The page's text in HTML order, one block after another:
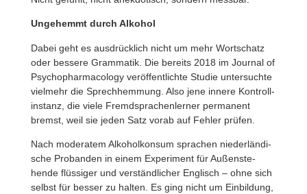
Unge­hemmt durch Alkohol
Dabei geht es ausdrück­lich nicht um mehr Wort­schatz
oder bessere Gram­matik. Die bereits 2018 im Journal of
Psycho­phar­ma­co­logy veröf­fent­lichte Studie unter­suchte
viel­mehr die Sprech­hem­mung. Also jene innere Kontroll­
in­stanz, die viele Fremd­spra­chen­lerner perma­nent
bremst, weil sie jeden Satz vorab auf Fehler prüfen.
Nach mode­ratem Alko­hol­konsum spra­chen nieder­län­di­
sche Probanden in einem Expe­ri­ment für Außen­ste­
hende flüs­siger und verständ­li­cher Englisch – ohne sich
selbst für besser zu halten. Es ging nicht um Einbil­dung,